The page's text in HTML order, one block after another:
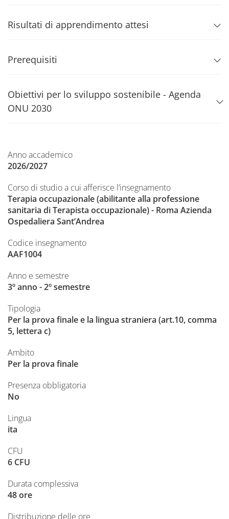
Risultati di apprendimento attesi
Prerequisiti
Obiettivi per lo sviluppo sostenibile - Agenda
ONU 2030
Anno accademico
2026/2027
Corso di studio a cui afferisce l’insegnamento
Terapia occupazionale (abilitante alla professione
sanitaria di Terapista occupazionale) - Roma Azienda
Ospedaliera Sant’Andrea
Codice insegnamento
AAF1004
Anno e semestre
3º anno - 2º semestre
Tipologia
Per la prova finale e la lingua straniera (art.10, comma
5, lettera c)
Ambito
Per la prova finale
Presenza obbligatoria
No
Lingua
ita
CFU
6 CFU
Durata complessiva
48 ore
Distribuzione delle ore